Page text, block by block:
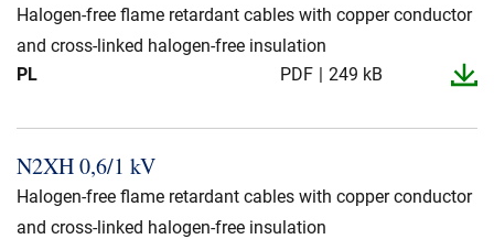
Halogen-free flame retardant cables with copper conductor
and cross-linked halogen-free insulation
PL
PDF 249 kB
N2XH 0,6/1 kV
Halogen-free flame retardant cables with copper conductor
and cross-linked halogen-free insulation